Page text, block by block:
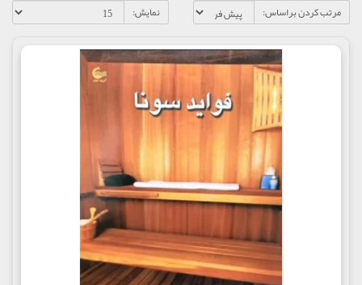
مرتب کردن براساس:
نمایش: